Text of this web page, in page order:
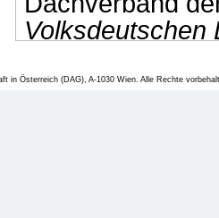
in Österreich (DAG), A-1030 Wien. Alle Rechte